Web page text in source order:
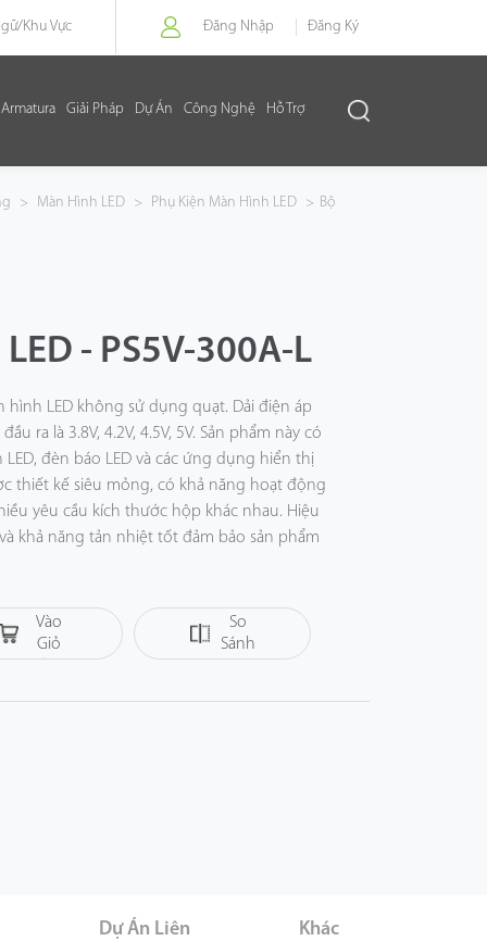
Khu Vực Đăng Nhập Đăng Ký
Armatura Giải Pháp Dự Án Công Nghệ
Hỗ Trợ
> Màn Hình LED > Phụ Kiện Màn Hình LED > Bộ
- PS5V-300A-L
hình LED không sử dụng quạt. Dải điện áp
ra là 3.8V, 4.2V, 4.5V, 5V. Sản phẩm này có
đèn báo LED và các ứng dụng hiển thị
thiết kế siêu mỏng, có khả năng hoạt động
yêu cầu kích thước hộp khác nhau. Hiệu
khả năng tản nhiệt tốt đảm bảo sản phẩm
Vào
Giỏ
So
Sánh
Dự Án Liên
Khác